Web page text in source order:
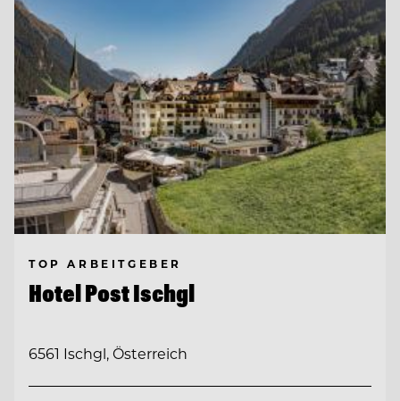
TOP ARBEITGEBER
Hotel Post Ischgl
6561 Ischgl, Österreich